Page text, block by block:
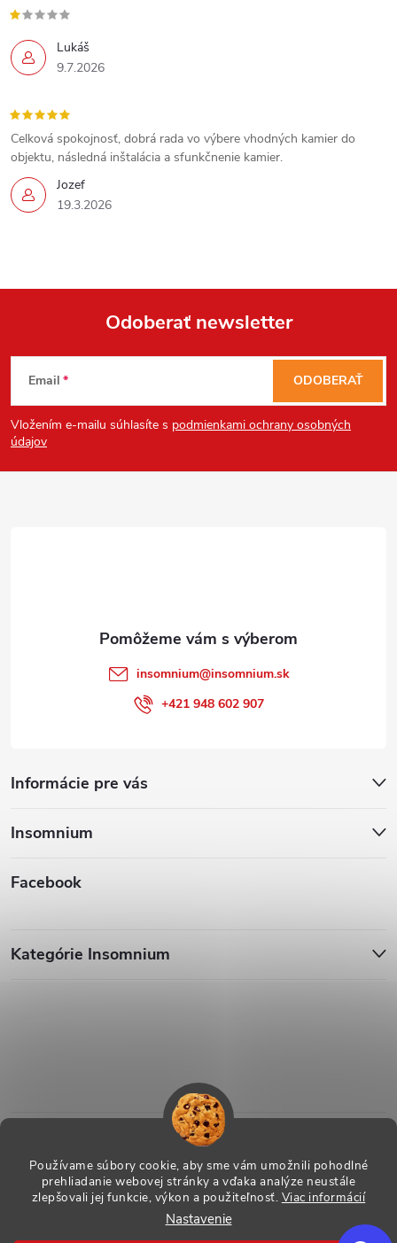
Používame súbory cookie, aby sme vám umožnili pohodlné
prehliadanie webovej stránky a vďaka analýze neustále
zlepšovali jej funkcie, výkon a použiteľnosť. Viac informácií
Nastavenie
Lukáš
9.7.2026
Jozef
19.3.2026
Celková spokojnosť, dobrá rada vo výbere vhodných kamier do
objektu, následná inštalácia a sfunkčnenie kamier.
Z
á
p
Odoberať newsletter
Email
Vložením e-mailu súhlasíte s podmienkami ochrany osobných
údajov
ODOBERAŤ
Informácie pre vás
Insomnium
Facebook
insomnium@insomnium.sk
+421 948 602 907
Kategórie Insomnium
ESHOP - Insomnium, s.r.o. . Všetky práva vyhradené.